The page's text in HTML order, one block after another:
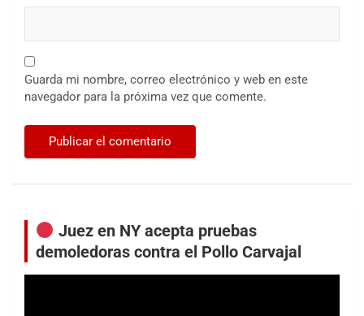
Guarda mi nombre, correo electrónico y web en este
navegador para la próxima vez que comente.
Juez en NY acepta pruebas
demoledoras contra el Pollo Carvajal